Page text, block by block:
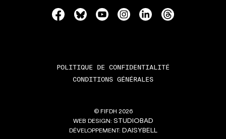
POLITIQUE DE CONFIDENTIALITÉ
CONDITIONS GÉNÉRALES
© FIFDH 2026
WEB DESIGN: STUDIOBAD
DÉVELOPPEMENT: DAISYBELL